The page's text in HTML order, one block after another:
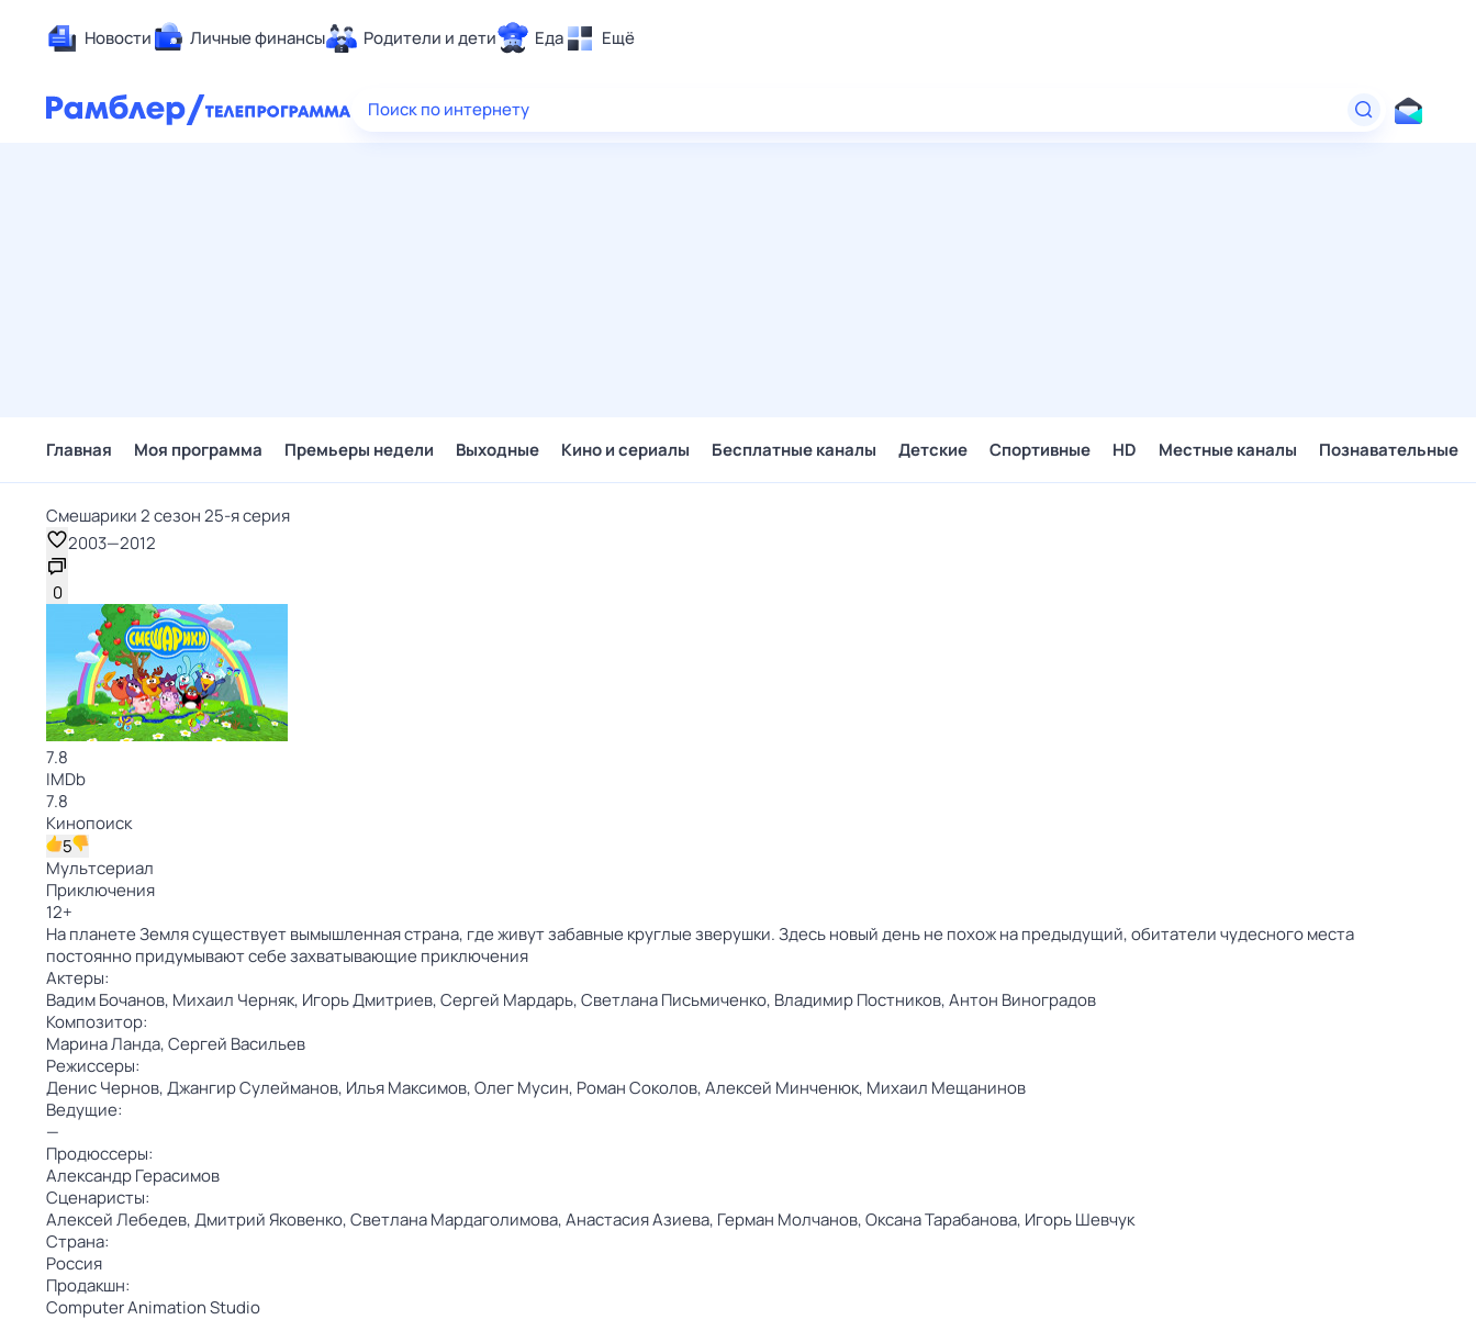
Новости Личные финансы Родители и дети Еда Ещё
Здоровье
Поиск по интернету
Главная Моя программа Премьеры недели Выходные Кино и сериалы Бесплатные каналы Детские Спортивные HD Местные каналы Познавательные
Смешарики 2 сезон 25-я серия
2003—2012
0
7.8
IMDb
7.8
Кинопоиск
5
Мультсериал
Приключения
12+
На планете Земля существует вымышленная страна, где живут забавные круглые зверушки. Здесь новый день не похож на предыдущий, обитатели чудесного места
постоянно придумывают себе захватывающие приключения
Актеры:
Вадим Бочанов, Михаил Черняк, Игорь Дмитриев,Сергей Мардарь,Светлана Письмиченко, Владимир Постников,Антон Виноградов
Композитор:
Марина Ланда,Сергей Васильев
Режиссеры:
Денис Чернов,Джангир Сулейманов, Илья Максимов,Олег Мусин, Роман Соколов,Алексей Минченюк, Михаил Мещанинов
Ведущие:
—
Продюссеры:
Александр Герасимов
Сценаристы:
Алексей Лебедев,Дмитрий Яковенко,Светлана Мардаголимова,Анастасия Азиева, Герман Молчанов,Оксана Тарабанова, Игорь Шевчук
Страна:
Россия
Продакшн:
Computer Animation Studio